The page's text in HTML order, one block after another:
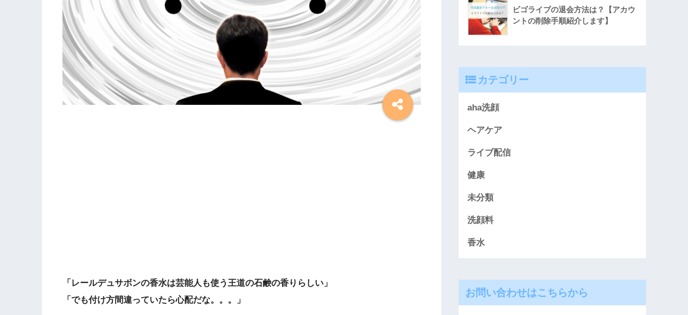
「レールデュサボンの香水は芸能人も使う王道の石鹸の香りらしい」
「でも付け方間違っていたら心配だな。。。」
ビゴライブの退会方法は？【アカウ
ントの削除手順紹介します】
カテゴリー
aha洗顔
ヘアケア
ライブ配信
健康
未分類
洗顔料
香水
お問い合わせはこちらから